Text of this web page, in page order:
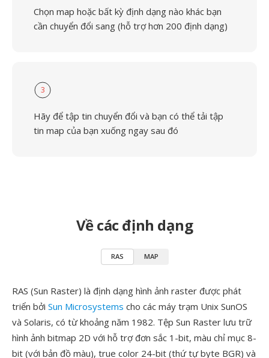
Chọn map hoặc bất kỳ định dạng nào khác bạn
cần chuyển đổi sang (hỗ trợ hơn 200 định dạng)
3
Hãy để tập tin chuyển đổi và bạn có thể tải tập
tin map của bạn xuống ngay sau đó
Về các định dạng
RAS MAP
RAS (Sun Raster) là định dạng hình ảnh raster được phát
triển bởi Sun Microsystems cho các máy trạm Unix SunOS
và Solaris, có từ khoảng năm 1982. Tệp Sun Raster lưu trữ
hình ảnh bitmap 2D với hỗ trợ đơn sắc 1-bit, màu chỉ mục 8-
bit (với bản đồ màu), true color 24-bit (thứ tự byte BGR) và